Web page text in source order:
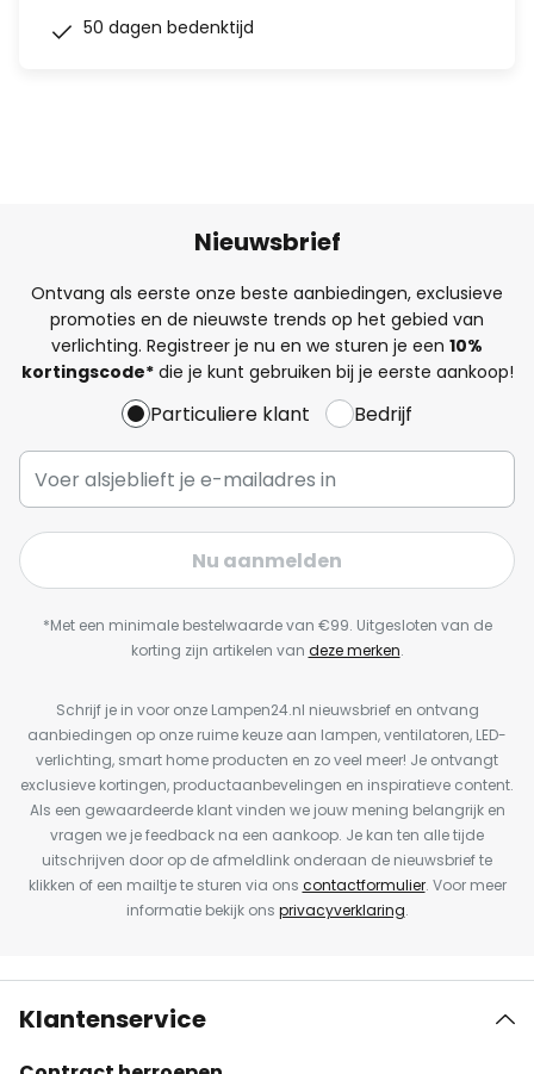
50 dagen bedenktijd
Nieuwsbrief
Ontvang als eerste onze beste aanbiedingen, exclusieve
promoties en de nieuwste trends op het gebied van
verlichting. Registreer je nu en we sturen je een 10%
kortingscode*die je kunt gebruiken bij je eerste aankoop!
Particuliere klant Bedrijf
Nu aanmelden
*Met een minimale bestelwaarde van €99. Uitgesloten van de
korting zijn artikelen van deze merken.
Schrijf je in voor onze Lampen24.nl nieuwsbrief en ontvang
aanbiedingen op onze ruime keuze aan lampen, ventilatoren, LED-
verlichting, smart home producten en zo veel meer! Je ontvangt
exclusieve kortingen, productaanbevelingen en inspiratieve content.
Als een gewaardeerde klant vinden we jouw mening belangrijk en
vragen we je feedback na een aankoop. Je kan ten alle tijde
uitschrijven door op de afmeldlink onderaan de nieuwsbrief te
klikken of een mailtje te sturen via ons contactformulier. Voor meer
informatie bekijk ons privacyverklaring.
Klantenservice